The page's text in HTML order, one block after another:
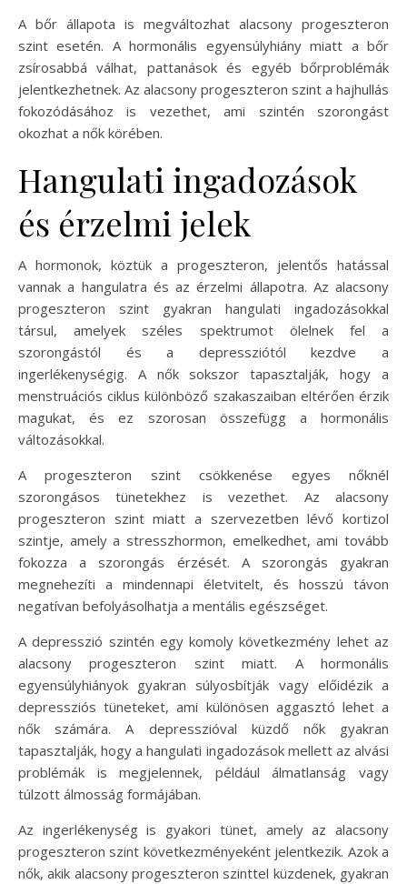
A bőr állapota is megváltozhat alacsony progeszteron
szint esetén. A hormonális egyensúlyhiány miatt a bőr
zsírosabbá válhat, pattanások és egyéb bőrproblémák
jelentkezhetnek. Az alacsony progeszteron szint a hajhullás
fokozódásához is vezethet, ami szintén szorongást
okozhat a nők körében.
Hangulati ingadozások
és érzelmi jelek
A hormonok, köztük a progeszteron, jelentős hatással
vannak a hangulatra és az érzelmi állapotra. Az alacsony
progeszteron szint gyakran hangulati ingadozásokkal
társul, amelyek széles spektrumot ölelnek fel a
szorongástól és a depressziótól kezdve a
ingerlékenységig. A nők sokszor tapasztalják, hogy a
menstruációs ciklus különböző szakaszaiban eltérően érzik
magukat, és ez szorosan összefügg a hormonális
változásokkal.
A progeszteron szint csökkenése egyes nőknél
szorongásos tünetekhez is vezethet. Az alacsony
progeszteron szint miatt a szervezetben lévő kortizol
szintje, amely a stresszhormon, emelkedhet, ami tovább
fokozza a szorongás érzését. A szorongás gyakran
megnehezíti a mindennapi életvitelt, és hosszú távon
negatívan befolyásolhatja a mentális egészséget.
A depresszió szintén egy komoly következmény lehet az
alacsony progeszteron szint miatt. A hormonális
egyensúlyhiányok gyakran súlyosbítják vagy előidézik a
depressziós tüneteket, ami különösen aggasztó lehet a
nők számára. A depresszióval küzdő nők gyakran
tapasztalják, hogy a hangulati ingadozások mellett az alvási
problémák is megjelennek, például álmatlanság vagy
túlzott álmosság formájában.
Az ingerlékenység is gyakori tünet, amely az alacsony
progeszteron szint következményeként jelentkezik. Azok a
nők, akik alacsony progeszteron szinttel küzdenek, gyakran